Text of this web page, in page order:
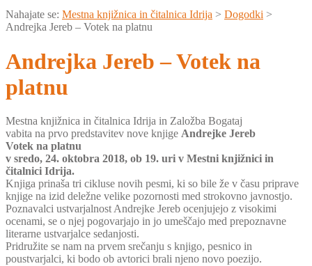
Nahajate se: Mestna knjižnica in čitalnica Idrija > Dogodki >
Andrejka Jereb – Votek na platnu
Andrejka Jereb – Votek na
platnu
Mestna knjižnica in čitalnica Idrija in Založba Bogataj
vabita na prvo predstavitev nove knjige Andrejke Jereb
Votek na platnu
v sredo, 24. oktobra 2018, ob 19. uri v Mestni knjižnici in
čitalnici Idrija.
Knjiga prinaša tri cikluse novih pesmi, ki so bile že v času priprave
knjige na izid deležne velike pozornosti med strokovno javnostjo.
Poznavalci ustvarjalnost Andrejke Jereb ocenjujejo z visokimi
ocenami, se o njej pogovarjajo in jo umeščajo med prepoznavne
literarne ustvarjalce sedanjosti.
Pridružite se nam na prvem srečanju s knjigo, pesnico in
poustvarjalci, ki bodo ob avtorici brali njeno novo poezijo.